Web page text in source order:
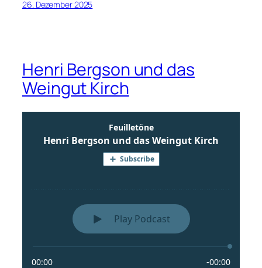
26. Dezember 2025
Henri Bergson und das
Weingut Kirch